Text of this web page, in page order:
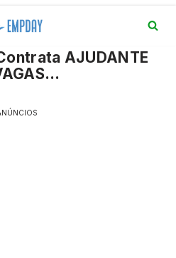
AJUDANTE